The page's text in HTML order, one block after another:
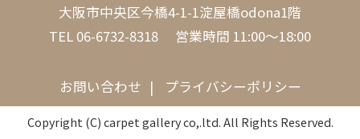
大阪市中央区今橋4-1-1淀屋橋odona1階
TEL 06-6732-8318 営業時間 11:00～18:00
お問い合わせ プライバシーポリシー
Copyright (C) carpet gallery co,.ltd. All Rights Reserved.